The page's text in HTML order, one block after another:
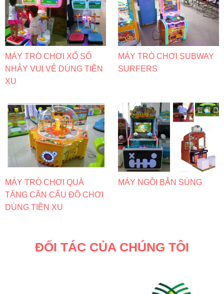
MÁY TRÒ CHƠI XỔ SỐ
NHẢY VUI VẺ DÙNG TIỀN
XU
MÁY TRÒ CHƠI SUBWAY
SURFERS
MÁY TRÒ CHƠI QUÀ
TẶNG CẦN CẨU ĐỒ CHƠI
DÙNG TIỀN XU
MÁY NGỒI BẮN SÚNG
ĐỐI TÁC CỦA CHÚNG TÔI